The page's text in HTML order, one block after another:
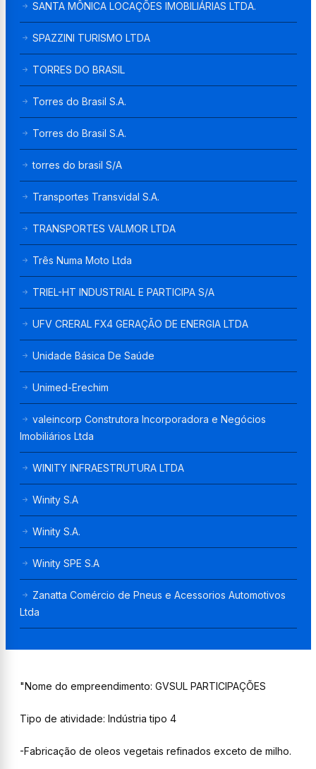
SANTA MÔNICA LOCAÇÕES IMOBILIÁRIAS LTDA.
SPAZZINI TURISMO LTDA
TORRES DO BRASIL
Torres do Brasil S.A.
Torres do Brasil S.A.
torres do brasil S/A
Transportes Transvidal S.A.
TRANSPORTES VALMOR LTDA
Três Numa Moto Ltda
TRIEL-HT INDUSTRIAL E PARTICIPA S/A
UFV CRERAL FX4 GERAÇÃO DE ENERGIA LTDA
Unidade Básica De Saúde
Unimed-Erechim
valeincorp Construtora Incorporadora e Negócios
Imobiliários Ltda
WINITY INFRAESTRUTURA LTDA
Winity S.A
Winity S.A.
Winity SPE S.A
Zanatta Comércio de Pneus e Acessorios Automotivos
Ltda
"Nome do empreendimento: GVSUL PARTICIPAÇÕES
Tipo de atividade: Indústria tipo 4
-Fabricação de oleos vegetais refinados exceto de milho.